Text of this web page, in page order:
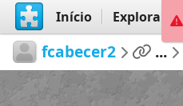
Início Explorar
fcabecer2 ...